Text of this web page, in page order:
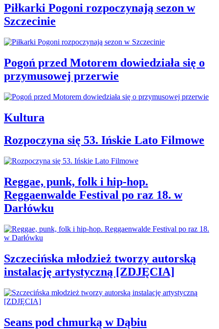
Piłkarki Pogoni rozpoczynają sezon w
Szczecinie
Pogoń przed Motorem dowiedziała się o
przymusowej przerwie
Kultura
Rozpoczyna się 53. Ińskie Lato Filmowe
Reggae, punk, folk i hip-hop.
Reggaenwalde Festival po raz 18. w
Darłówku
Szczecińska młodzież tworzy autorską
instalację artystyczną [ZDJĘCIA]
Seans pod chmurką w Dąbiu